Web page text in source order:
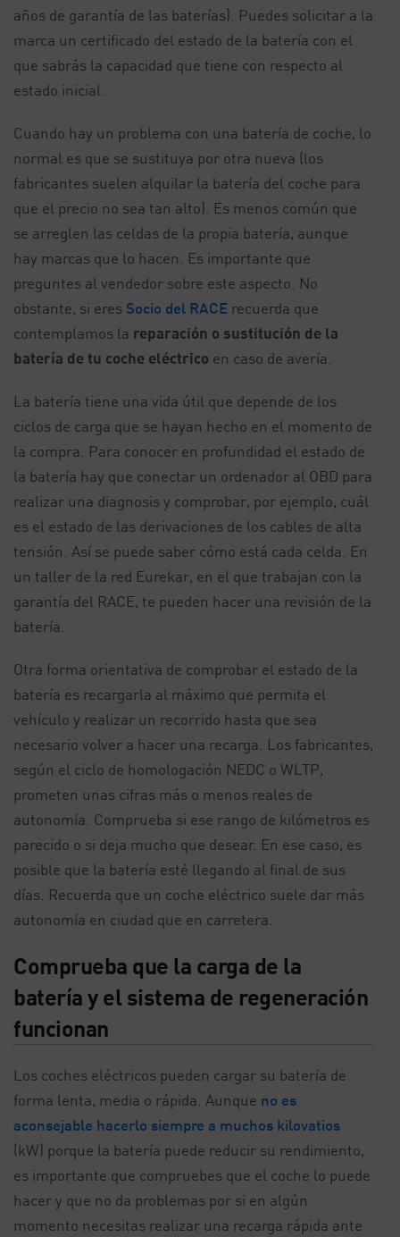
años de garantía de las baterías). Puedes solicitar a la
marca un certificado del estado de la batería con el
que sabrás la capacidad que tiene con respecto al
estado inicial.
Cuando hay un problema con una batería de coche, lo
normal es que se sustituya por otra nueva (los
fabricantes suelen alquilar la batería del coche para
que el precio no sea tan alto). Es menos común que
se arreglen las celdas de la propia batería, aunque
hay marcas que lo hacen. Es importante que
preguntes al vendedor sobre este aspecto. No
obstante, si eres Socio del RACE recuerda que
contemplamos la reparación o sustitución de la
batería de tu coche eléctrico en caso de avería.
La batería tiene una vida útil que depende de los
ciclos de carga que se hayan hecho en el momento de
la compra. Para conocer en profundidad el estado de
la batería hay que conectar un ordenador al OBD para
realizar una diagnosis y comprobar, por ejemplo, cuál
es el estado de las derivaciones de los cables de alta
tensión. Así se puede saber cómo está cada celda. En
un taller de la red Eurekar, en el que trabajan con la
garantía del RACE, te pueden hacer una revisión de la
batería.
Otra forma orientativa de comprobar el estado de la
batería es recargarla al máximo que permita el
vehículo y realizar un recorrido hasta que sea
necesario volver a hacer una recarga. Los fabricantes,
según el ciclo de homologación NEDC o WLTP,
prometen unas cifras más o menos reales de
autonomía. Comprueba si ese rango de kilómetros es
parecido o si deja mucho que desear. En ese caso, es
posible que la batería esté llegando al final de sus
días. Recuerda que un coche eléctrico suele dar más
autonomía en ciudad que en carretera.
Comprueba que la carga de la
batería y el sistema de regeneración
funcionan
Los coches eléctricos pueden cargar su batería de
forma lenta, media o rápida. Aunque no es
aconsejable hacerlo siempre a muchos kilovatios
(kW) porque la batería puede reducir su rendimiento,
es importante que compruebes que el coche lo puede
hacer y que no da problemas por si en algún
momento necesitas realizar una recarga rápida ante